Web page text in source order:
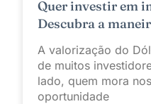
Quer investir em
Descubra a
A valorização do
de muitos
lado, quem mora
oportunidade